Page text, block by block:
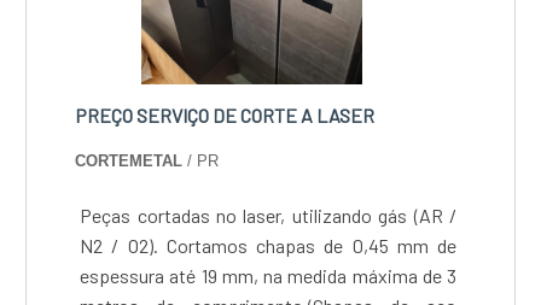
PREÇO SERVIÇO DE CORTE A LASER
CORTEMETAL / PR
Peças cortadas no laser, utilizando gás (AR /
N2 / O2). Cortamos chapas de 0,45 mm de
espessura até 19 mm, na medida máxima de 3